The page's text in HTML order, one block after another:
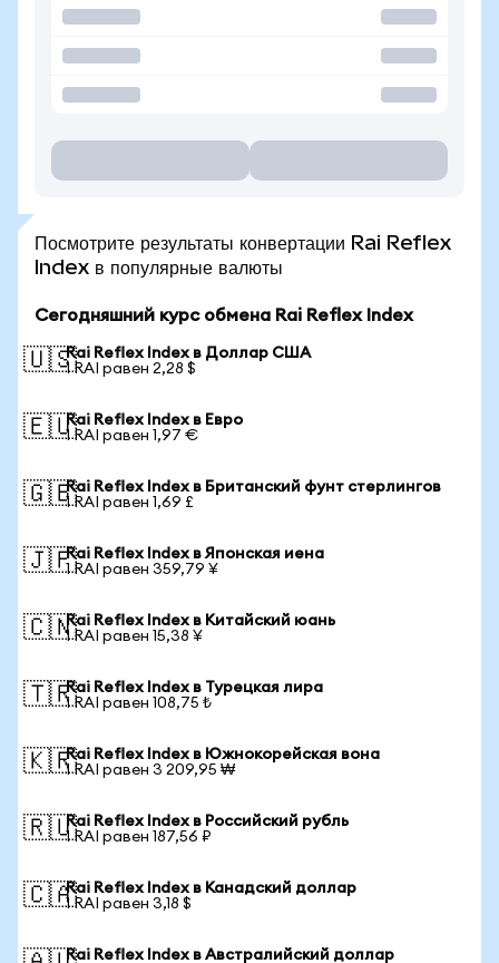
Посмотрите результаты конвертации Rai Reflex
Index в популярные валюты
Сегодняшний курс обмена Rai Reflex Index
🇺🇸Rai Reflex Index в Доллар США
1 RAI равен 2,28 $
🇪🇺Rai Reflex Index в Евро
1 RAI равен 1,97 €
🇬🇧Rai Reflex Index в Британский фунт стерлингов
1 RAI равен 1,69 £
🇯🇵Rai Reflex Index в Японская иена
1 RAI равен 359,79 ¥
🇨🇳Rai Reflex Index в Китайский юань
1 RAI равен 15,38 ¥
🇹🇷Rai Reflex Index в Турецкая лира
1 RAI равен 108,75 ₺
🇰🇷Rai Reflex Index в Южнокорейская вона
1 RAI равен 3 209,95 ₩
🇷🇺Rai Reflex Index в Российский рубль
1 RAI равен 187,56 ₽
🇨🇦Rai Reflex Index в Канадский доллар
1 RAI равен 3,18 $
Rai Reflex Index в Австралийский доллар